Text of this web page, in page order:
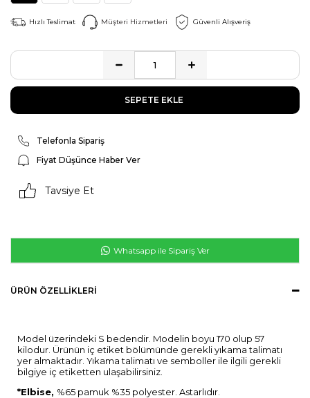
Hızlı Teslimat Müşteri Hizmetleri Güvenli Alışveriş
Telefonla Sipariş
Fiyat Düşünce Haber Ver
Tavsiye Et
Whatsapp ile Sipariş Ver
ÜRÜN ÖZELLIKLERI
Model üzerindeki S bedendir. Modelin boyu 170 olup 57
kilodur. Ürünün iç etiket bölümünde gerekli yıkama talimatı
yer almaktadır. Yıkama talimatı ve semboller ile ilgili gerekli
bilgiye iç etiketten ulaşabilirsiniz.
*Elbise, %65 pamuk %35 polyester. Astarlıdır.